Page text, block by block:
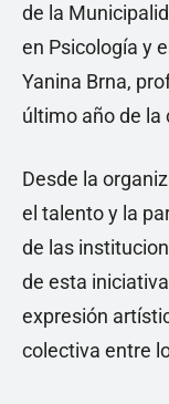
de la
en Psicología y
Yanina Brna,
último año de la
Desde la
el talento y la
de las
de esta
expresión
colectiva entre